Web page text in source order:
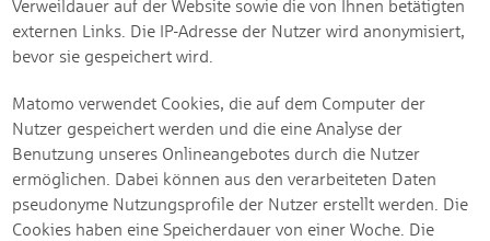
Verweildauer auf der Website sowie die von Ihnen betätigten
externen Links. Die IP-Adresse der Nutzer wird anonymisiert,
bevor sie gespeichert wird.
Matomo verwendet Cookies, die auf dem Computer der
Nutzer gespeichert werden und die eine Analyse der
Benutzung unseres Onlineangebotes durch die Nutzer
ermöglichen. Dabei können aus den verarbeiteten Daten
pseudonyme Nutzungsprofile der Nutzer erstellt werden. Die
Cookies haben eine Speicherdauer von einer Woche. Die